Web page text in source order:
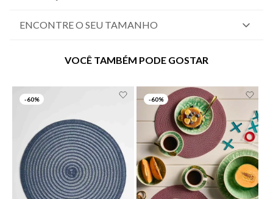
ENCONTRE O SEU TAMANHO
VOCÊ TAMBÉM PODE GOSTAR
-60% -60%